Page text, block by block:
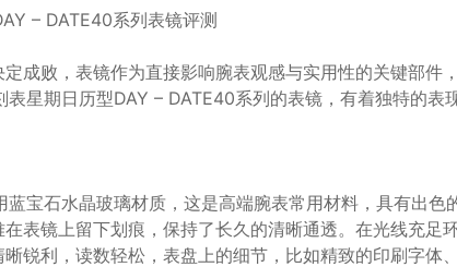
– DATE40系列表镜评测
成败，表镜作为直接影响腕表观感与实用性的关键部件
星期日历型DAY – DATE40系列的表镜，有着独特的表现
蓝宝石水晶玻璃材质，这是高端腕表常用材料，具有出色
表镜上留下划痕，保持了长久的清晰通透。在光线充足
锐利，读数轻松，表盘上的细节，比如精致的印刷字体